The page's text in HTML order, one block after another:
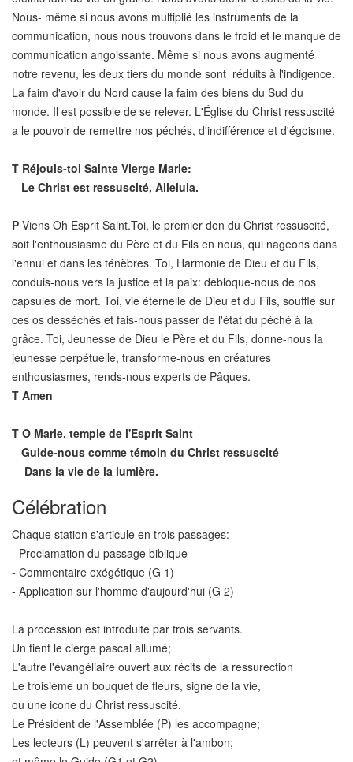
Nous- même si nous avons multiplié les instruments de la
communication, nous nous trouvons dans le froid et le manque de
communication angoissante. Même si nous avons augmenté
notre revenu, les deux tiers du monde sont réduits à l'indigence.
La faim d'avoir du Nord cause la faim des biens du Sud du
monde. Il est possible de se relever. L'Église du Christ ressuscité
a le pouvoir de remettre nos péchés, d'indifférence et d'égoisme.
T Réjouis-toi Sainte Vierge Marie:
Le Christ est ressuscité, Alleluia.
P Viens Oh Esprit Saint.Toi, le premier don du Christ ressuscité,
soit l'enthousiasme du Père et du Fils en nous, qui nageons dans
l'ennui et dans les ténèbres. Toi, Harmonie de Dieu et du Fils,
conduis-nous vers la justice et la paix: débloque-nous de nos
capsules de mort. Toi, vie éternelle de Dieu et du Fils, souffle sur
ces os desséchés et fais-nous passer de l'état du péché à la
grâce. Toi, Jeunesse de Dieu le Père et du Fils, donne-nous la
jeunesse perpétuelle, transforme-nous en créatures
enthousiasmes, rends-nous experts de Pâques.
T Amen
T O Marie, temple de l'Esprit Saint
Guide-nous comme témoin du Christ ressuscité
Dans la vie de la lumière.
Célébration
Chaque station s'articule en trois passages:
- Proclamation du passage biblique
- Commentaire exégétique (G 1)
- Application sur l'homme d'aujourd'hui (G 2)
La procession est introduite par trois servants.
Un tient le cierge pascal allumé;
L'autre l'évangéliaire ouvert aux récits de la ressurection
Le troisième un bouquet de fleurs, signe de la vie,
ou une icone du Christ ressuscité.
Le Président de l'Assemblée (P) les accompagne;
Les lecteurs (L) peuvent s'arrêter à l'ambon;